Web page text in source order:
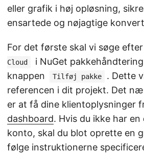
eller grafik i høj opløsning,
ensartede og nøjagtige
For det første skal vi søge efter
Cloud
i NuGet
knappen
Tilføj pakke
. Dette
referencen i dit projekt. Det
er at få dine klientoplysninger
dashboard. Hvis du ikke har
konto, skal du blot oprette en
følge instruktionerne